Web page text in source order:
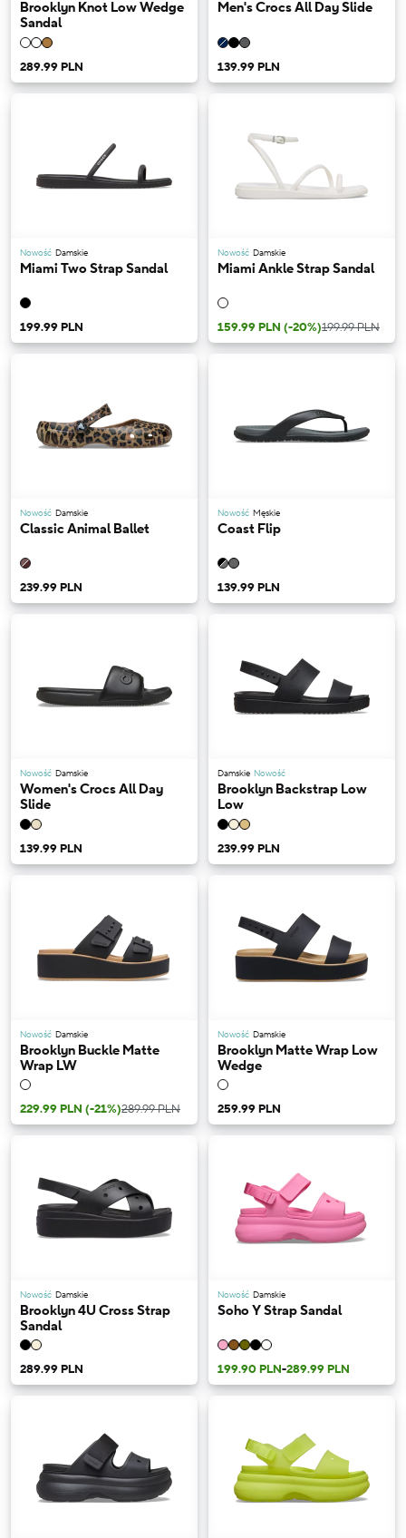
Brooklyn Knot Low Wedge
Sandal
289.99 PLN
Men's Crocs All Day Slide
139.99 PLN
Nowość Damskie
Miami Two Strap Sandal
199.99 PLN
Nowość Damskie
Miami Ankle Strap Sandal
159.99 PLN (-20%)199.99 PLN
Nowość Damskie
Classic Animal Ballet
239.99 PLN
Nowość Męskie
Coast Flip
139.99 PLN
Nowość Damskie
Women's Crocs All Day
Slide
139.99 PLN
Damskie Nowość
Brooklyn Backstrap Low
Low
239.99 PLN
Nowość Damskie
Brooklyn Buckle Matte
Wrap LW
229.99 PLN (-21%)289.99 PLN
Nowość Damskie
Brooklyn Matte Wrap Low
Wedge
259.99 PLN
Nowość Damskie
Brooklyn 4U Cross Strap
Sandal
289.99 PLN
Nowość Damskie
Soho Y Strap Sandal
199.90 PLN-289.99 PLN